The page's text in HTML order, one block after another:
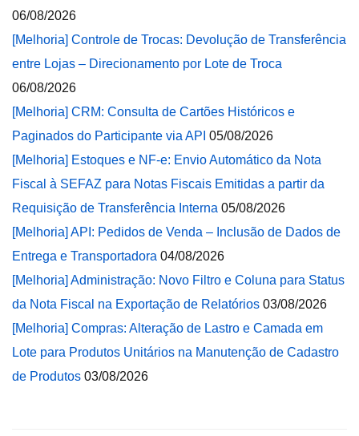
06/08/2026
[Melhoria] Controle de Trocas: Devolução de Transferência
entre Lojas – Direcionamento por Lote de Troca
06/08/2026
[Melhoria] CRM: Consulta de Cartões Históricos e
Paginados do Participante via API 05/08/2026
[Melhoria] Estoques e NF-e: Envio Automático da Nota
Fiscal à SEFAZ para Notas Fiscais Emitidas a partir da
Requisição de Transferência Interna 05/08/2026
[Melhoria] API: Pedidos de Venda – Inclusão de Dados de
Entrega e Transportadora 04/08/2026
[Melhoria] Administração: Novo Filtro e Coluna para Status
da Nota Fiscal na Exportação de Relatórios 03/08/2026
[Melhoria] Compras: Alteração de Lastro e Camada em
Lote para Produtos Unitários na Manutenção de Cadastro
de Produtos 03/08/2026